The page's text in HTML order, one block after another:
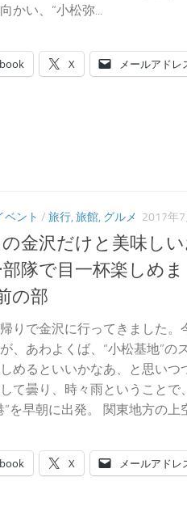
かい、“小松弥...
X メールアドレ
ベント / 旅行, 旅館, グルメ 2017年
の金沢だけと美味し
隊で目一杯楽しめま
の部
りで金沢に行ってきました。
、あわよくば、“小松基地”の
めるといいかなあ、と思いつ
て曇り、時々雨ということで
”を早朝に出発。 関東地方の上
X メールアドレ